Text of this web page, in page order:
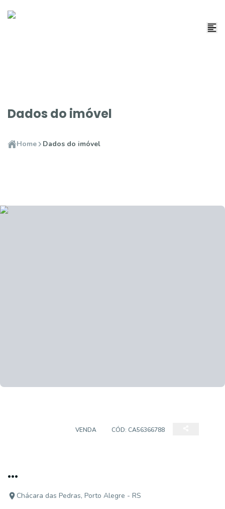
Dados do imóvel
Home Dados do imóvel
VENDA CÓD: CA56366788
...
Chácara das Pedras, Porto Alegre - RS